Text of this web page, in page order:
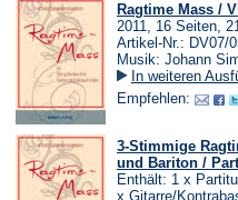
Ragtime Mass /
2011, 16 Seiten,
Artikel-Nr.: DV07/
Musik: Johann
In weiteren
Empfehlen:
3-Stimmige
und Bariton /
Enthält: 1 x
x Gitarre/